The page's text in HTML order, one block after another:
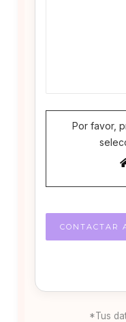
Por favor,
*Tus